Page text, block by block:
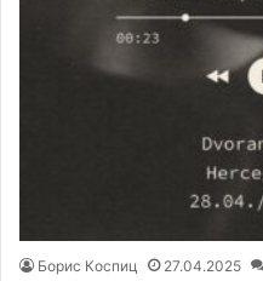
Борис Коспиц 27.04.2025